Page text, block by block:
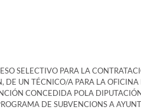
SELECTIVO PARA LA
DE UN TÉCNICO/A PARA LA OFICINA
CONCEDIDA POLA
DE SUBVENCIONS A